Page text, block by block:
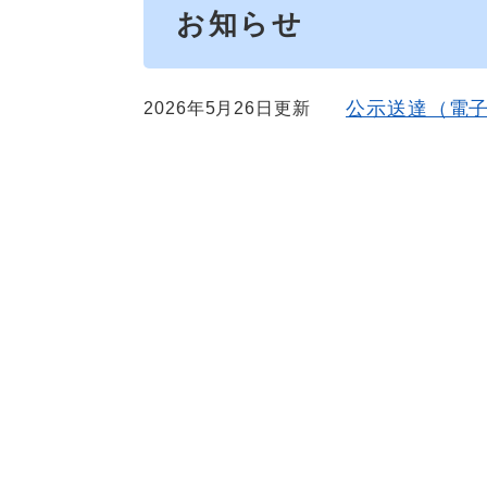
お知らせ
2026年5月26日更新 公示送達（電